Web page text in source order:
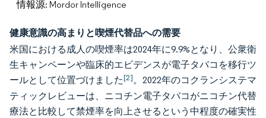
情報源: Mordor Intelligence
健康意識の高まりと喫煙代替品への需要
米国における成人の喫煙率は2024年に9.9%となり、公衆衛
生キャンペーンや臨床的エビデンスが電子タバコを移行ツ
ールとして位置づけました[2]。2022年のコクランシステマ
ティックレビューは、ニコチン電子タバコがニコチン代替
療法と比較して禁煙率を向上させるという中程度の確実性